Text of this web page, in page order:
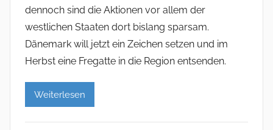
dennoch sind die Aktionen vor allem der
westlichen Staaten dort bislang sparsam.
Dänemark will jetzt ein Zeichen setzen und im
Herbst eine Fregatte in die Region entsenden.
Weiterlesen